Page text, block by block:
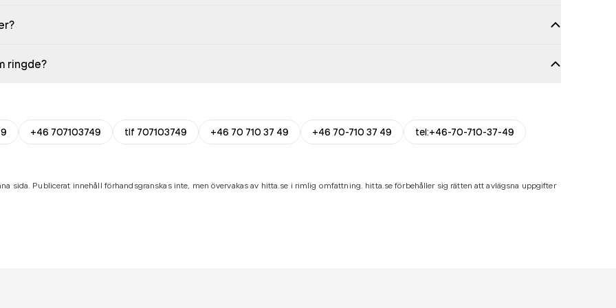
ringde?
+46 707103749 tlf 707103749 +46 70 710 37 49 +46 70-710 37 49 tel:+46-70-710-37-49
sida. Publicerat innehåll förhandsgranskas inte, men övervakas av hitta.se i rimlig omfattning. hitta.se förbehåller sig rätten att avlägsna uppgifter